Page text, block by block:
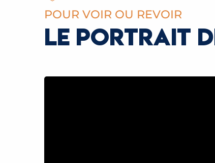
POUR VOIR OU REVOIR
LE PORTRAIT